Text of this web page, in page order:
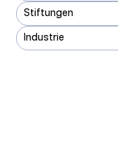
Stiftungen
Industrie